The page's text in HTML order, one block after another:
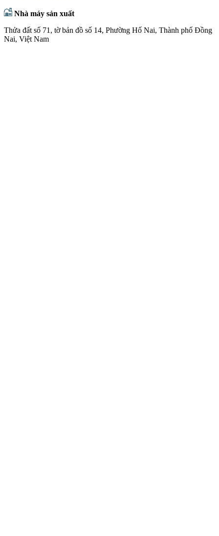
Nhà máy sản xuất
Thửa đất số 71, tờ bản đồ số 14, Phường Hố Nai, Thành phố Đồng
Nai, Việt Nam